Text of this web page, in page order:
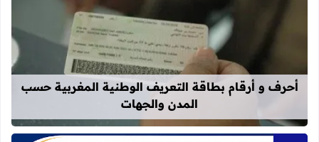
قراءة المزيد عن أحرف و أرقام
أحرف و أرقام بطاقة التعريف الوطنية المغربية حسب
المدن والجهات